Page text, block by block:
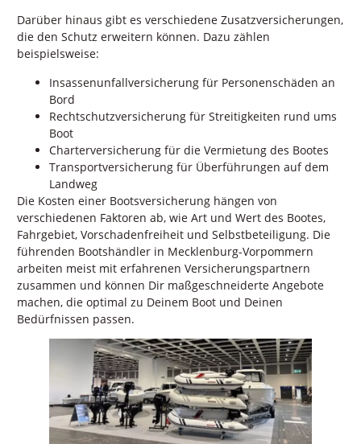
Darüber hinaus gibt es verschiedene Zusatzversicherungen,
die den Schutz erweitern können. Dazu zählen
beispielsweise:
Insassenunfallversicherung für Personenschäden an
Bord
Rechtschutzversicherung für Streitigkeiten rund ums
Boot
Charterversicherung für die Vermietung des Bootes
Transportversicherung für Überführungen auf dem
Landweg
Die Kosten einer Bootsversicherung hängen von
verschiedenen Faktoren ab, wie Art und Wert des Bootes,
Fahrgebiet, Vorschadenfreiheit und Selbstbeteiligung. Die
führenden Bootshändler in Mecklenburg-Vorpommern
arbeiten meist mit erfahrenen Versicherungspartnern
zusammen und können Dir maßgeschneiderte Angebote
machen, die optimal zu Deinem Boot und Deinen
Bedürfnissen passen.